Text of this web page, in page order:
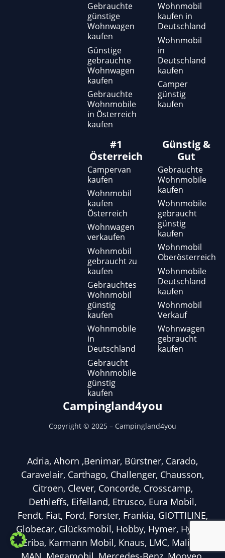
Gebrauchte
günstige
Wohnwagen
kaufen
Günstige
gebrauchte
Wohnwagen
kaufen
Gebrauchte
Wohnmobile
in Österreich
kaufen
Wohnmobil
kaufen in
Deutschland
Wohnmobil
in
Deutschland
kaufen
Camper
günstig
kaufen
#1
Österreich
Campervan
kaufen
Wohnmobil
kaufen
Österreich
Wohnwagen
verkaufen
Wohnmobil
gebraucht zu
kaufen
Gebrauchtes
Wohnmobil
günstig
kaufen
Wohnmobile
in
Deutschland
Gebraucht
Wohnmobile
günstig
kaufen
Günstig &
Gut
Gebrauchte
Wohnmobile
kaufen
Wohnmobile
gebraucht
günstig
kaufen
Wohnmobil
Oberösterreich
Wohnmobile
Deutschland
kaufen
Wohnmobil
Verkauf
Wohnwagen
gebraucht
kaufen
Campingland4you
Copyright © 2025 – Campingland4you
Adria, Ahorn ,Benimar, Bürstner, Carado,
Caravelair, Carthago, Challenger, Chausson,
Citroen, Clever, Concorde, Crosscamp,
Dethleffs, Eifelland, Etrusco, Eura Mobil,
Fendt, Fiat, Ford, Forster, Frankia, GIOTTILINE,
Globecar, Glücksmobil, Hobby, Hymer, Hymer
Eriba, Karmann Mobil, Knaus, LMC, Malibu,